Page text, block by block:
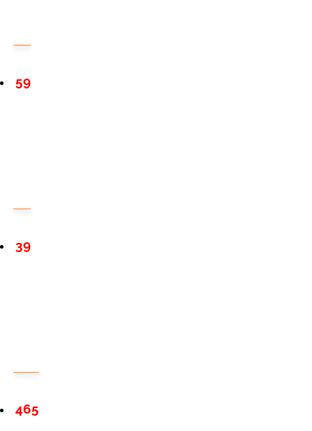
59
39
465